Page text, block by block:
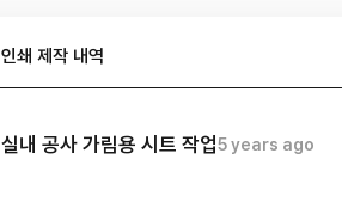
인쇄 제작 내역
실내 공사 가림용 시트 작업5 years ago